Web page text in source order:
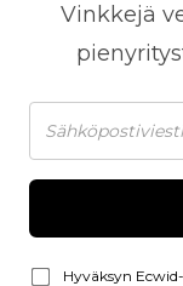
Vinkkejä
Hyväksyn